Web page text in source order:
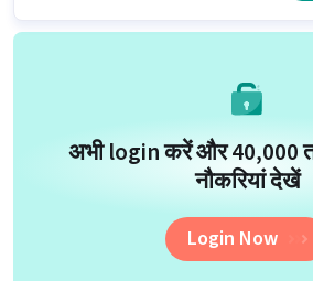
अभी login करें और ₹40,000
नौकरियां देखें
Login Now